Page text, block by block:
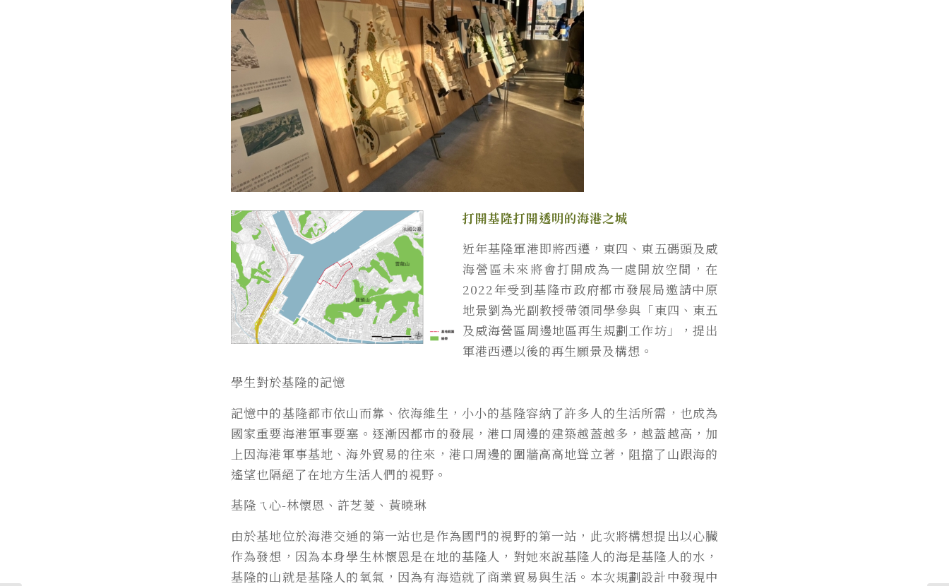
打開基隆打開透明的海港之城
近年基隆軍港即將西遷，東四、東五碼頭及威
海營區未來將會打開成為一處開放空間，在
2022年受到基隆市政府都市發展局邀請中原
地景劉為光副教授帶領同學參與「東四、東五
及威海營區周邊地區再生規劃工作坊」，提出
軍港西遷以後的再生願景及構想。
學生對於基隆的記憶
記憶中的基隆都市依山而靠、依海維生，小小的基隆容納了許多人的生活所需，也成為
國家重要海港軍事要塞。逐漸因都市的發展，港口周邊的建築越蓋越多，越蓋越高，加
上因海港軍事基地、海外貿易的往來，港口周邊的圍牆高高地聳立著，阻擋了山跟海的
遙望也隔絕了在地方生活人們的視野。
基隆ㄟ心-林懷恩、許芝菱、黃曉琳
由於基地位於海港交通的第一站也是作為國門的視野的第一站，此次將構想提出以心臟
作為發想，因為本身學生林懷恩是在地的基隆人，對她來說基隆人的海是基隆人的水，
基隆的山就是基隆人的氧氣，因為有海造就了商業貿易與生活。本次規劃設計中發現中